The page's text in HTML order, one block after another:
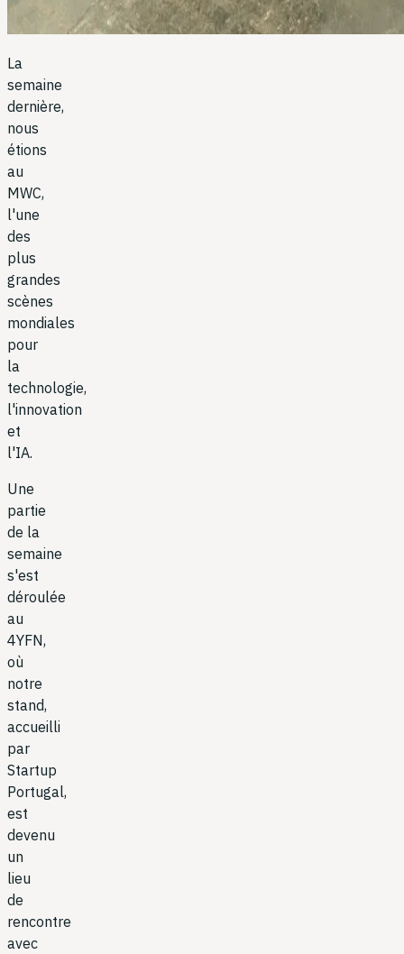
La
semaine
dernière,
nous
étions
au
MWC,
l'une
des
plus
grandes
scènes
mondiales
pour
la
technologie,
l'innovation
et
l'IA.
Une
partie
de la
semaine
s'est
déroulée
au
4YFN,
où
notre
stand,
accueilli
par
Startup
Portugal,
est
devenu
un
lieu
de
rencontre
avec